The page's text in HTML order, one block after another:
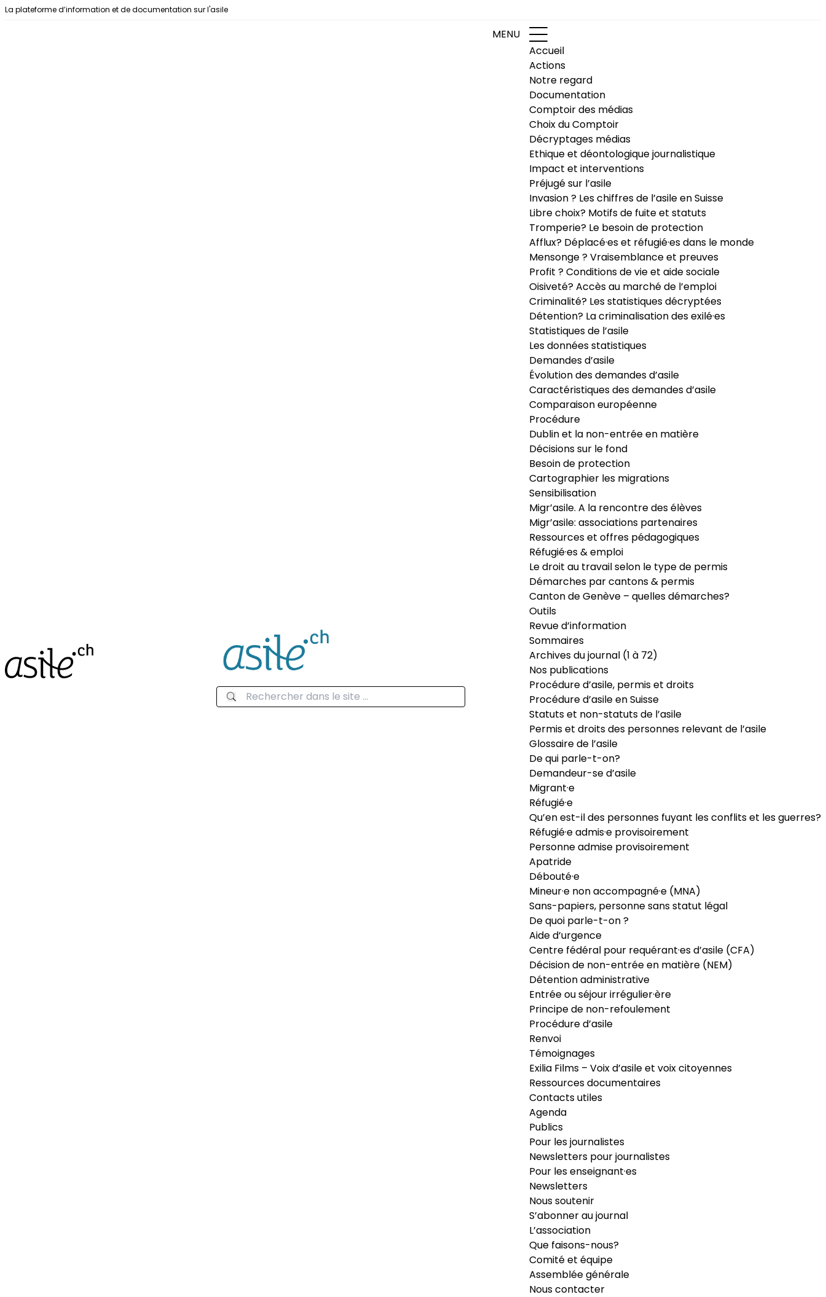
Aller au contenu
La plateforme d’information et de documentation sur l'asile
MENU
Accueil
Actions
Notre regard
Documentation
Comptoir des médias
Choix du Comptoir
Décryptages médias
Ethique et déontologique journalistique
Impact et interventions
Préjugé sur l’asile
Invasion ? Les chiffres de l’asile en Suisse
Libre choix? Motifs de fuite et statuts
Tromperie? Le besoin de protection
Afflux? Déplacé·es et réfugié·es dans le monde
Mensonge ? Vraisemblance et preuves
Profit ? Conditions de vie et aide sociale
Oisiveté? Accès au marché de l’emploi
Criminalité? Les statistiques décryptées
Détention? La criminalisation des exilé·es
Statistiques de l’asile
Les données statistiques
Demandes d’asile
Évolution des demandes d’asile
Caractéristiques des demandes d’asile
Comparaison européenne
Procédure
Dublin et la non-entrée en matière
Décisions sur le fond
Besoin de protection
Cartographier les migrations
Sensibilisation
Migr’asile. A la rencontre des élèves
Migr’asile: associations partenaires
Ressources et offres pédagogiques
Réfugié·es & emploi
Le droit au travail selon le type de permis
Démarches par cantons & permis
Canton de Genève – quelles démarches?
Outils
Revue d’information
Sommaires
Archives du journal (1 à 72)
Nos publications
Procédure d’asile, permis et droits
Procédure d’asile en Suisse
Statuts et non-statuts de l’asile
Permis et droits des personnes relevant de l’asile
Glossaire de l’asile
De qui parle-t-on?
Demandeur-se d’asile
Migrant·e
Réfugié·e
Qu’en est-il des personnes fuyant les conflits et les guerres?
Réfugié·e admis·e provisoirement
Personne admise provisoirement
Apatride
Débouté·e
Mineur·e non accompagné·e (MNA)
Sans-papiers, personne sans statut légal
De quoi parle-t-on ?
Aide d’urgence
Centre fédéral pour requérant·es d’asile (CFA)
Décision de non-entrée en matière (NEM)
Détention administrative
Entrée ou séjour irrégulier·ère
Principe de non-refoulement
Procédure d’asile
Renvoi
Témoignages
Exilia Films – Voix d’asile et voix citoyennes
Ressources documentaires
Contacts utiles
Agenda
Publics
Pour les journalistes
Newsletters pour journalistes
Pour les enseignant·es
Newsletters
Nous soutenir
S’abonner au journal
L’association
Que faisons-nous?
Comité et équipe
Assemblée générale
Nous contacter